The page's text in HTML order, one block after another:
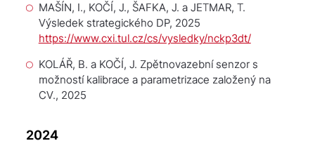
MAŠÍN, I., KOČÍ, J., ŠAFKA, J. a JETMAR, T.
Výsledek strategického DP, 2025
https://www.cxi.tul.cz/cs/vysledky/nckp3dt/
KOLÁŘ, B. a KOČÍ, J. Zpětnovazební senzor s
možností kalibrace a parametrizace založený na
CV., 2025
2024